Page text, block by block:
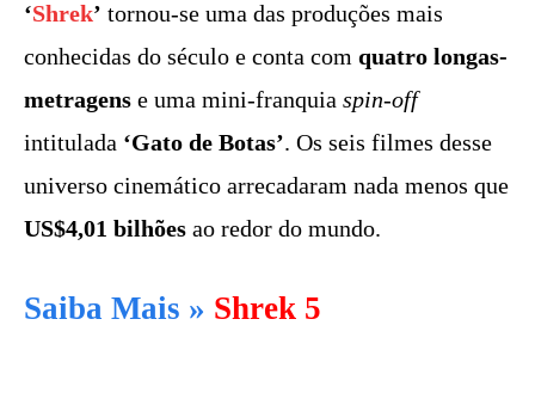
‘Shrek’ tornou-se uma das produções mais
conhecidas do século e conta com quatro longas-
metragens e uma mini-franquia spin-off
intitulada ‘Gato de Botas’. Os seis filmes desse
universo cinemático arrecadaram nada menos que
US$4,01 bilhões ao redor do mundo.
Saiba Mais » Shrek 5